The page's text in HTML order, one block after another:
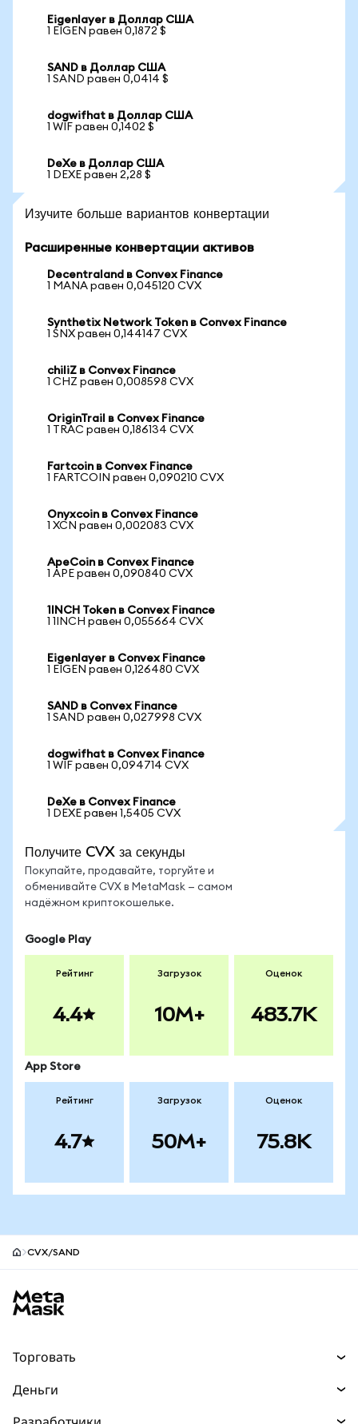
Eigenlayer в Доллар США
1 EIGEN равен 0,1872 $
SAND в Доллар США
1 SAND равен 0,0414 $
dogwifhat в Доллар США
1 WIF равен 0,1402 $
DeXe в Доллар США
1 DEXE равен 2,28 $
Изучите больше вариантов конвертации
Расширенные конвертации активов
Decentraland в Convex Finance
1 MANA равен 0,045120 CVX
Synthetix Network Token в Convex Finance
1 SNX равен 0,144147 CVX
chiliZ в Convex Finance
1 CHZ равен 0,008598 CVX
OriginTrail в Convex Finance
1 TRAC равен 0,186134 CVX
Fartcoin в Convex Finance
1 FARTCOIN равен 0,090210 CVX
Onyxcoin в Convex Finance
1 XCN равен 0,002083 CVX
ApeCoin в Convex Finance
1 APE равен 0,090840 CVX
1INCH Token в Convex Finance
1 1INCH равен 0,055664 CVX
Eigenlayer в Convex Finance
1 EIGEN равен 0,126480 CVX
SAND в Convex Finance
1 SAND равен 0,027998 CVX
dogwifhat в Convex Finance
1 WIF равен 0,094714 CVX
DeXe в Convex Finance
1 DEXE равен 1,5405 CVX
Получите CVX за секунды
Покупайте, продавайте, торгуйте и
обменивайте CVX в MetaMask — самом
надёжном криптокошельке.
Google Play
Рейтинг
4.4
Загрузок
10M+
Оценок
483.7K
App Store
Рейтинг
4.7
Загрузок
50M+
Оценок
75.8K
CVX/SAND
Торговать
Деньги